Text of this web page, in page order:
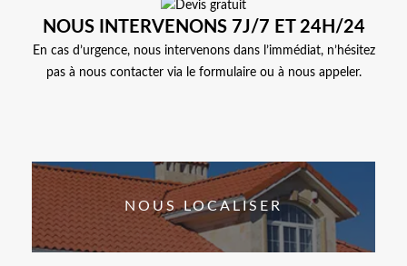
NOUS INTERVENONS 7J/7 ET 24H/24
En cas d’urgence, nous intervenons dans l’immédiat, n’hésitez
pas à nous contacter via le formulaire ou à nous appeler.
NOUS LOCALISER